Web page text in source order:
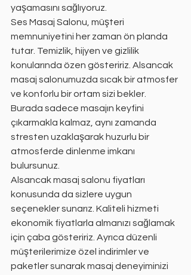
yaşamasını sağlıyoruz.
Ses Masaj Salonu, müşteri
memnuniyetini her zaman ön planda
tutar. Temizlik, hijyen ve gizlilik
konularında özen gösteririz. Alsancak
masaj salonumuzda sıcak bir atmosfer
ve konforlu bir ortam sizi bekler.
Burada sadece masajın keyfini
çıkarmakla kalmaz, aynı zamanda
stresten uzaklaşarak huzurlu bir
atmosferde dinlenme imkanı
bulursunuz.
Alsancak masaj salonu fiyatları
konusunda da sizlere uygun
seçenekler sunarız. Kaliteli hizmeti
ekonomik fiyatlarla almanızı sağlamak
için çaba gösteririz. Ayrıca düzenli
müşterilerimize özel indirimler ve
paketler sunarak masaj deneyiminizi